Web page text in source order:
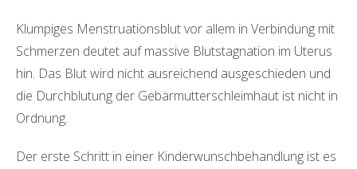
Klumpiges Menstruationsblut vor allem in Verbindung mit
Schmerzen deutet auf massive Blutstagnation im Uterus
hin. Das Blut wird nicht ausreichend ausgeschieden und
die Durchblutung der Gebärmutterschleimhaut ist nicht in
Ordnung.
Der erste Schritt in einer Kinderwunschbehandlung ist es